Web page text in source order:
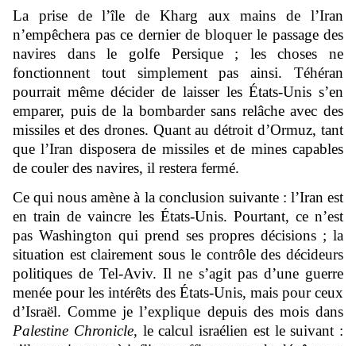
La prise de l’île de Kharg aux mains de l’Iran
n’empêchera pas ce dernier de bloquer le passage des
navires dans le golfe Persique ; les choses ne
fonctionnent tout simplement pas ainsi. Téhéran
pourrait même décider de laisser les États-Unis s’en
emparer, puis de la bombarder sans relâche avec des
missiles et des drones. Quant au détroit d’Ormuz, tant
que l’Iran disposera de missiles et de mines capables
de couler des navires, il restera fermé.
Ce qui nous amène à la conclusion suivante : l’Iran est
en train de vaincre les États-Unis. Pourtant, ce n’est
pas Washington qui prend ses propres décisions ; la
situation est clairement sous le contrôle des décideurs
politiques de Tel-Aviv. Il ne s’agit pas d’une guerre
menée pour les intérêts des États-Unis, mais pour ceux
d’Israël. Comme je l’explique depuis des mois dans
Palestine Chronicle, le calcul israélien est le suivant :